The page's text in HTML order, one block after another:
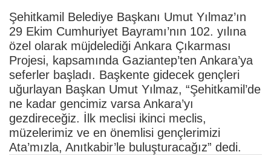
Şehitkamil Belediye Başkanı Umut Yılmaz’ın
29 Ekim Cumhuriyet Bayramı’nın 102. yılına
özel olarak müjdelediği Ankara Çıkarması
Projesi, kapsamında Gaziantep’ten Ankara’ya
seferler başladı. Başkente gidecek gençleri
uğurlayan Başkan Umut Yılmaz, “Şehitkamil’de
ne kadar gencimiz varsa Ankara’yı
gezdireceğiz. İlk meclisi ikinci meclis,
müzelerimiz ve en önemlisi gençlerimizi
Ata’mızla, Anıtkabir’le buluşturacağız” dedi.